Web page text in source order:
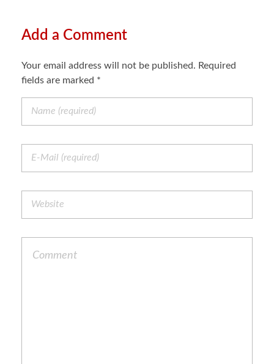
Add a Comment
Your email address will not be published. Required
fields are marked *